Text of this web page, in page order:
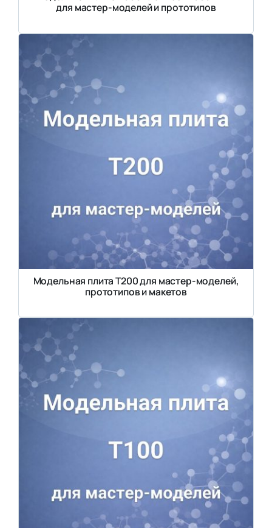
для мастер-моделей и прототипов
Модельная плита Т200 для мастер-моделей,
прототипов и макетов